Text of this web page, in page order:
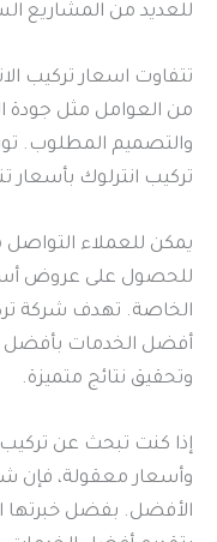
للعديد من المشاريع
تتفاوت اسعار تركيب
من العوامل مثل جودة
والتصميم المطلوب.
تركيب انترلوك بأسعار
يمكن للعملاء
للحصول على عروض
الخاصة. تهدف شركة
أفضل الخدمات بأفضل
وتحقيق نتائج متميزة.
إذا كنت تبحث عن تركيب
وأسعار معقولة، فإن
الأفضل. بفضل خبرتها